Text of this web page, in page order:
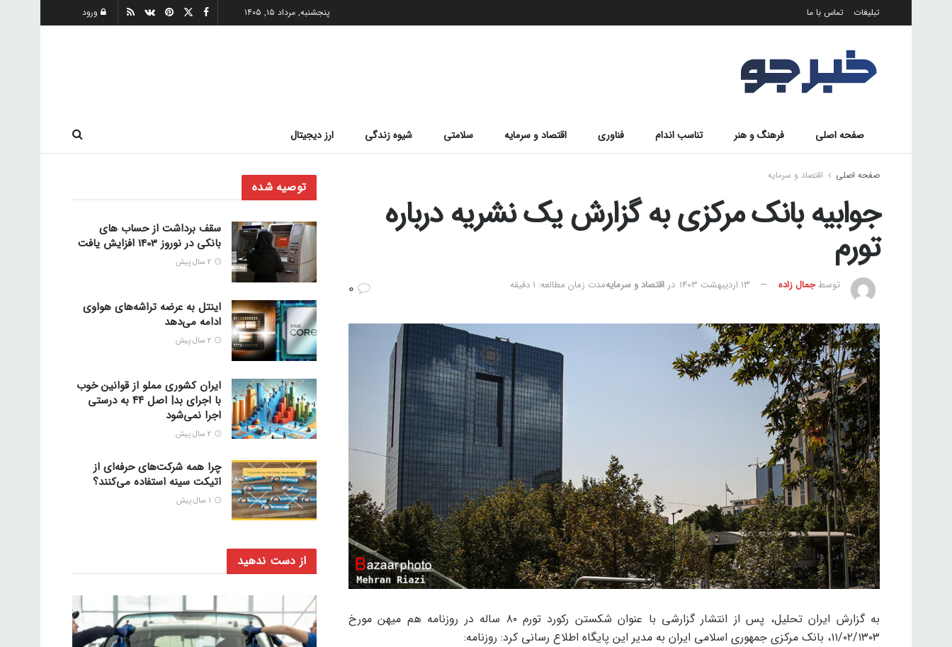
تبلیغات تماس با ما پنجشنبه, مرداد ۱۵, ۱۴۰۵ ورود
صفحه اصلی فرهنگ و هنر تناسب اندام فناوری اقتصاد و سرمایه سلامتی شیوه زندگی ارز دیجیتال
صفحه اصلی اقتصاد و سرمایه
جوابیه بانک مرکزی به گزارش یک نشریه درباره
تورم
توسطجمال زاده ۱۳ اردیبهشت ۱۴۰۳ در اقتصاد و سرمایهمدت زمان مطالعه: 1 دقیقه
به گزارش ایران تحلیل، پس از انتشار گزارشی با عنوان شکستن رکورد تورم ۸۰ ساله در روزنامه هم میهن مورخ
۱۱/۰۲/۱۳۰۳، بانک مرکزی جمهوری اسلامی ایران به مدیر این پایگاه اطلاع رسانی کرد: روزنامه:
توصیه شده
سقف برداشت از حساب های
بانکی در نوروز 1403 افزایش یافت
اینتل به عرضه تراشه‌های هواوی
ادامه می‌دهد
ایران کشوری مملو از قوانین خوب
با اجرای بد| اصل ۴۴ به درستی
اجرا نمی‌شود
چرا همه شرکت‌های حرفه‌ای از
اتیکت سینه استفاده می‌کنند؟
از دست ندهید